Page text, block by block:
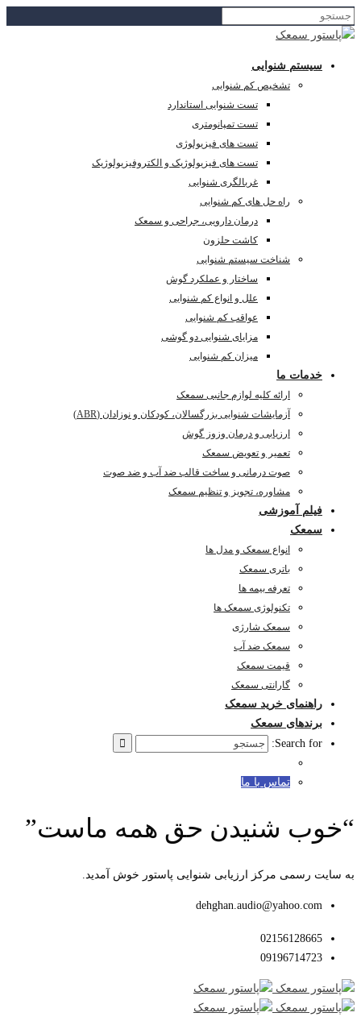
سیستم شنوایی
تشخیص کم شنوایی
تست شنوایی استاندارد
تست تمپانومتری
تست های فیزیولوژی
تست های فیزیولوژیک و الکتروفیزیولوژیک
غربالگری شنوایی
راه حل های کم شنوایی
درمان دارویی، جراحی و سمعک
کاشت حلزون
شناخت سیستم شنوایی
ساختار و عملکرد گوش
علل و انواع کم شنوایی
عواقب کم شنوایی
مزایای شنوایی دو گوشی
میزان کم شنوایی
خدمات ما
ارائه کلیه لوازم جانبی سمعک
آزمایشات شنوایی بزرگسالان، کودکان و نوزادان (ABR)
ارزیابی و درمان وزوز گوش
تعمیر و تعویض سمعک
صوت درمانی و ساخت قالب ضد آب و ضد صوت
مشاوره، تجویز و تنظیم سمعک
فیلم آموزشی
سمعک
انواع سمعک و مدل ها
باتری سمعک
تعرفه بیمه ها
تکنولوژی سمعک ها
سمعک شارژی
سمعک ضد آب
قیمت سمعک
گارانتی سمعک
راهنمای خرید سمعک
برندهای سمعک
Search for:
تماس با ما
“خوب شنیدن حق همه ماست”
به سایت رسمی مرکز ارزیابی شنوایی پاستور خوش آمدید.
dehghan.audio@yahoo.com
02156128665
09196714723